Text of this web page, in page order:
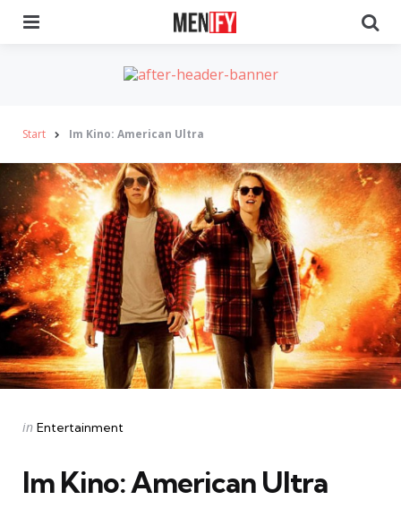
Start Im Kino: American Ultra
Categories
Posted
in Entertainment
Im Kino: American Ultra